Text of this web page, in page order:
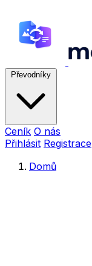
Převodníky
Ceník O nás
Přihlásit Registrace
Domů